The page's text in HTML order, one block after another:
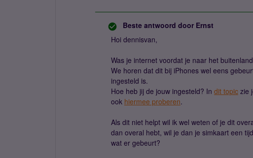
Beste antwoord door Ernst
Hoi dennisvan,
Was je internet voordat je naar het
We horen dat dit bij iPhones wel eens
ingesteld is.
Hoe heb jij de jouw ingesteld? In dit topic zie
ook hiermee proberen.
Als dit niet helpt wil ik wel weten of je dit
dan overal hebt, wil je dan je simkaart een
wat er gebeurt?